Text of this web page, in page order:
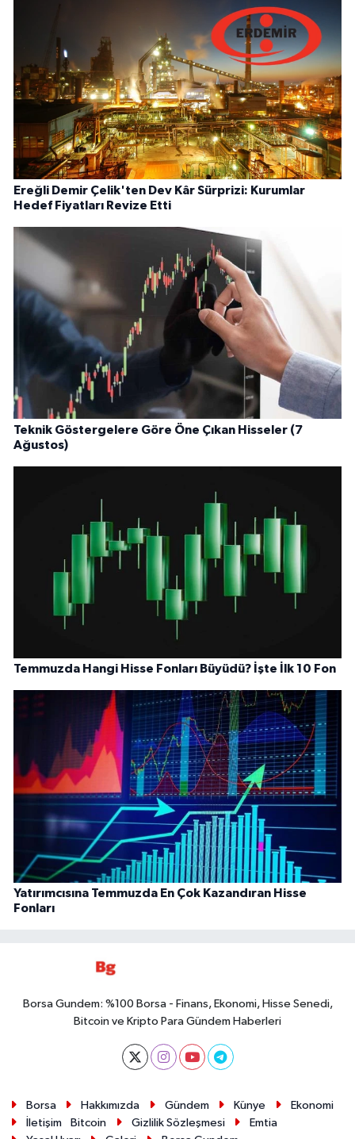
Ereğli Demir Çelik'ten Dev Kâr Sürprizi: Kurumlar
Hedef Fiyatları Revize Etti
Teknik Göstergelere Göre Öne Çıkan Hisseler (7
Ağustos)
Temmuzda Hangi Hisse Fonları Büyüdü? İşte İlk 10 Fon
Yatırımcısına Temmuzda En Çok Kazandıran Hisse
Fonları
Borsa Gundem: %100 Borsa - Finans, Ekonomi, Hisse Senedi,
Bitcoin ve Kripto Para Gündem Haberleri
Borsa Hakkımızda Gündem Künye
Ekonomi
İletişim
Bitcoin Gizlilik Sözleşmesi
Emtia